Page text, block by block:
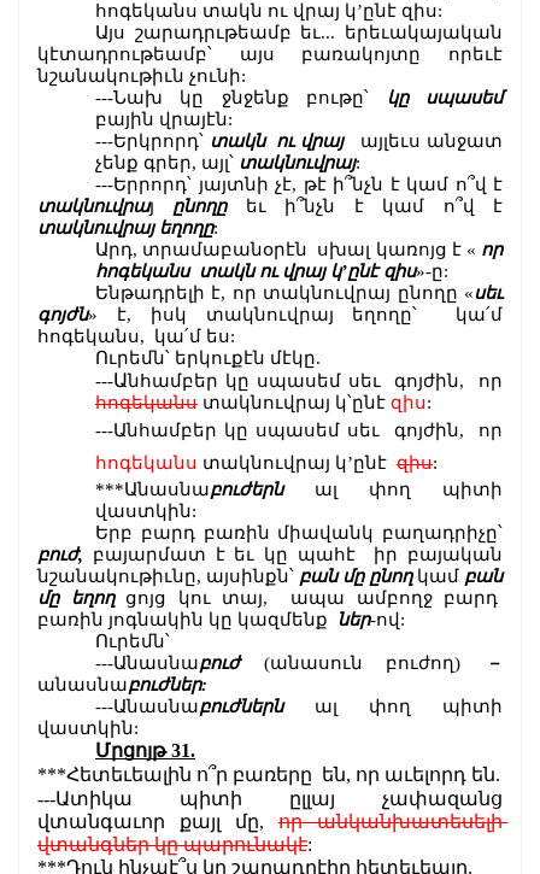
հոգեկանս տակն ու վրայ կ’ընէ զիս:
Այս շարադրւթեամբ եւ... երեւակայական
կէտադրութեամբ՝ այս բառակոյտը որեւէ
նշանակութիւն չունի:
---Նախ կը ջնջենք բութը՝
կը սպասեմ
բային վրայէն:
---Երկրորդ՝ տակն  ու վրայ այլեւս անջատ
չենք գրեր, այլ՝ տակնուվրայ:
տակնուվրայ ընողը
տակնուվրայ եղողը:
Արդ, տրամաբանօրէն  սխալ կառոյց է « որ
հոգեկանս  տակն ու վրայ կ’ընէ զիս»-ը:
Ենթադրելի է, որ տակնուվրայ ընողը «սեւ
գոյժն» է, իսկ տակնուվրայ եղողը՝  կա՛մ
հոգեկանս,  կա՛մ ես:
Ուրեմն՝ երկուքէն մէկը.
---Ա
հոգեկանս տակնուվրայ կ՝ընէ զիս:
հոգեկանս տակնուվրայ կ’ընէ զիս:
***Անասնաբուժերն ալ փող պիտի
վաստկին:
բուժ, բայարմատ է եւ կը պահէ  իր բայական
նշանակութիւնը, այսինքն՝ բան մը ընող կամ բան
մը եղող ցոյց կու տայ,  ապա ամբողջ բարդ
բառին յոգնակին կը կազմենք
ներ-ով:
Ուրեմն՝
---Անասնաբուժ (անասուն բուժող)
անասնաբուժներ:
---Անասնաբուժներն ալ փող պիտի
վաստկին:
Մրցոյթ 31.
***Հետեւեալին ո՞ր բառերը  են, որ աւելորդ են.
---Ատիկա պիտի ըլլայ չափազանց
վտանգաւոր քայլ մը, որ անկանխատեսելի
վտանգներ կը պարունակէ:
***Դուն ինչպէ՞ս կը շարադրէիր հետեւեալը.